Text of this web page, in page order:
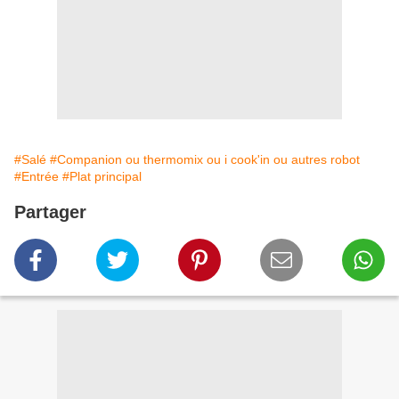
#Salé #Companion ou thermomix ou i cook'in ou autres robot
#Entrée #Plat principal
Partager